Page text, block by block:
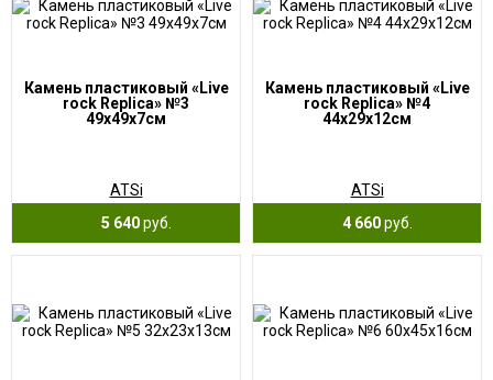
Камень пластиковый «Live
rock Replica» №3
49х49х7см
ATSi
5 640руб.
Камень пластиковый «Live
rock Replica» №4
44х29х12см
ATSi
4 660руб.